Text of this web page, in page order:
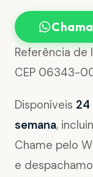
Referência de
CEP 06343-
Disponíveis 24
semana,
Chame pelo
e